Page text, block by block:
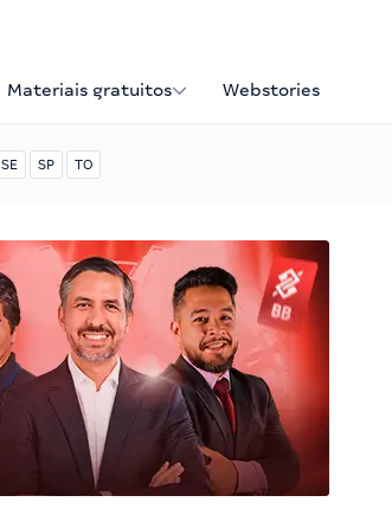
Materiais gratuitos Webstories
SE SP TO